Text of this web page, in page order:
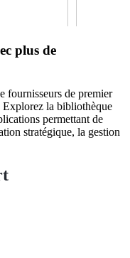
plus de
fournisseurs de premier
la bibliothèque
permettant de
stratégique, la gestion